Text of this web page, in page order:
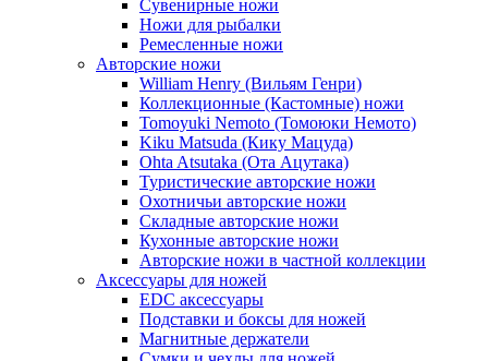
Сувенирные ножи
Ножи для рыбалки
Ремесленные ножи
Авторские ножи
William Henry (Вильям Генри)
Коллекционные (Кастомные) ножи
Tomoyuki Nemoto (Томоюки Немото)
Kiku Matsuda (Кику Мацуда)
Ohta Atsutaka (Ота Ацутака)
Туристические авторские ножи
Охотничьи авторские ножи
Складные авторские ножи
Кухонные авторские ножи
Авторские ножи в частной коллекции
Аксессуары для ножей
EDC аксессуары
Подставки и боксы для ножей
Магнитные держатели